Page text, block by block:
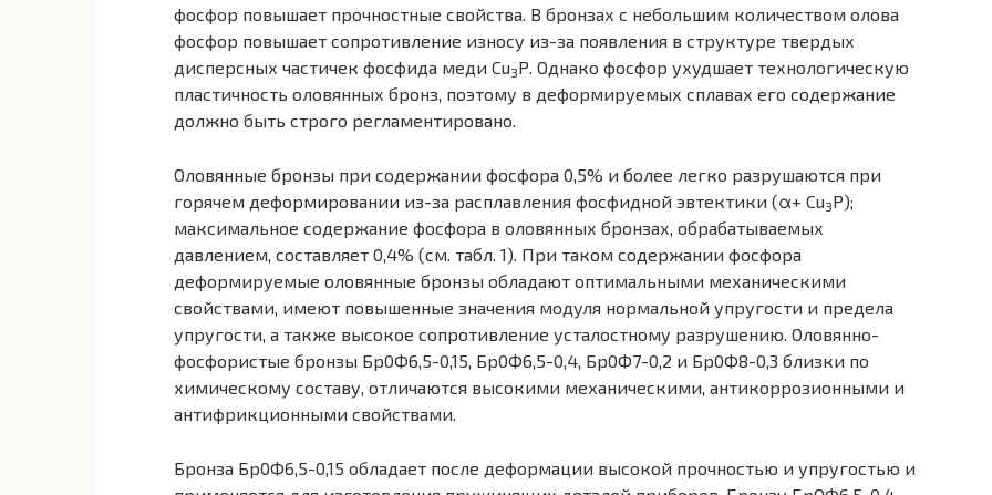
фосфор повышает прочностные свойства. В бронзах с небольшим количеством олова
фосфор повышает сопротивление износу из-за появления в структуре твердых
дисперсных частичек фосфида меди Cu3Р. Однако фосфор ухудшает технологическую
пластичность оловянных бронз, поэтому в деформируемых сплавах его содержание
должно быть строго регламентировано.
Оловянные бронзы при содержании фосфора 0,5% и более легко разрушаются при
горячем деформировании из-за расплавления фосфидной эвтектики (α+ Cu3Р);
максимальное содержание фосфора в оловянных бронзах, обрабатываемых
давлением, составляет 0,4% (см. табл. 1). При таком содержании фосфора
деформируемые оловянные бронзы обладают оптимальными механическими
свойствами, имеют повышенные значения модуля нормальной упругости и предела
упругости, а также высокое сопротивление усталостному разрушению. Оловянно-
фосфористые бронзы Бр0Ф6,5-0,15, Бр0Ф6,5-0,4, Бр0Ф7-0,2 и Бр0Ф8-0,3 близки по
химическому составу, отличаются высокими механическими, антикоррозионными и
антифрикционными свойствами.
Бронза Бр0Ф6,5-0,15 обладает после деформации высокой прочностью и упругостью и